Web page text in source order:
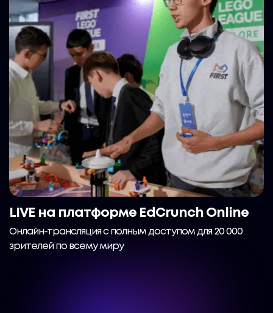
LIVE на платформе EdCrunch Online
Онлайн-трансляция с полным доступом для 20 000
зрителей по всему миру